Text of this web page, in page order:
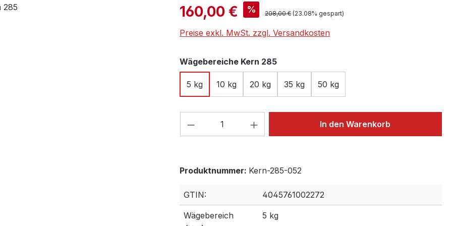
Verkaufspreis:
160,00 € % Regulärer Preis:
208,00 € (23.08% gespart)
Preise exkl. MwSt. zzgl. Versandkosten
Wägebereiche Kern 285auswählen
5 kg 10 kg 20 kg 35 kg 50 kg
Produkt Anzahl: Gib den gewünschten Wert
In den Warenkorb
Produktnummer: Kern-285-052
GTIN: 4045761002272
Wägebereich 5 kg